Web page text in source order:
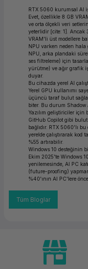
RTX 5060 kurumsal AI
Evet, özellikle 8 GB
ve orta ölçekli veri
yeterlidir [cite: 1]. Ancak
VRAM'li üst modellere
NPU varken neden
NPU, arka plandaki
ses filtreleme) için
yürütme) ve ağır grafik
duyar.
Bu cihazda yerel AI
Yerel GPU kullanımı
üçüncü taraf bulut
biter. Bu durum
Yazılım geliştiriciler için
GitHub Copilot gibi
bağlıdır. RTX 5060'lı
yerelde çalıştırarak kod
%55 artırabilir.
Windows 10 desteğinin
Ekim 2025'te Windows
yenilemesinde, AI PC
(future-proofing)
%40'ının AI PC'lere
Tüm Bloglar